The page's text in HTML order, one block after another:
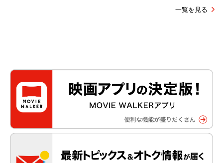
一覧を見る